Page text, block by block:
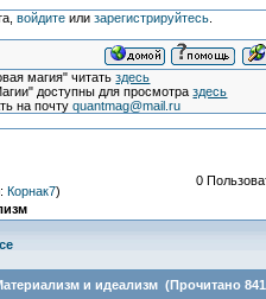
войдитеили зарегистрируйтесь.
магия" читатьздесь
доступны для просмотраздесь
на почтуquantmag@mail.ru
Корнак7)
0
и идеализм (Прочитано